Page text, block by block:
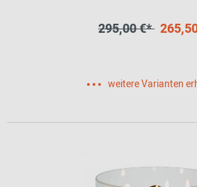
295,00 €*
weitere Varianten